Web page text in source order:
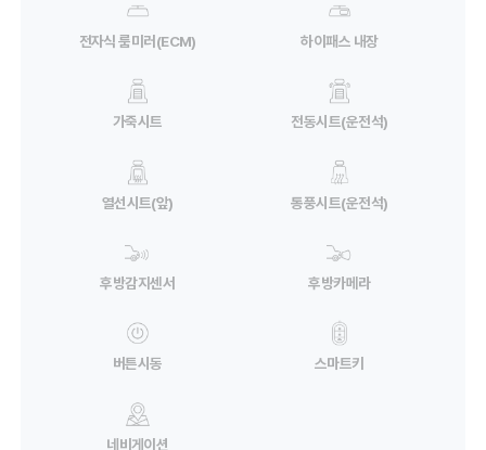
전자식 룸미러(ECM) 하이패스 내장
가죽시트 전동시트(운전석)
열선시트(앞) 통풍시트(운전석)
후방감지센서 후방카메라
버튼시동 스마트키
네비게이션